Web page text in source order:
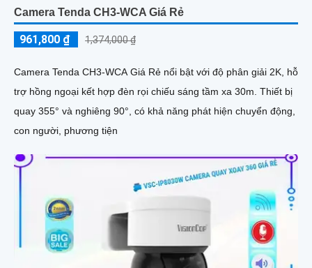
Camera Tenda CH3-WCA Giá Rẻ
961,800 ₫ 1,374,000 ₫
Camera Tenda CH3-WCA Giá Rẻ nổi bật với độ phân giải 2K, hỗ
trợ hồng ngoại kết hợp đèn rọi chiếu sáng tầm xa 30m. Thiết bị
quay 355° và nghiêng 90°, có khả năng phát hiện chuyển động,
con người, phương tiện